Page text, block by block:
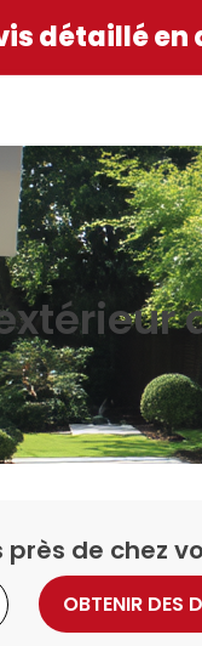
détaillé en
de chez
OBTENIR DES